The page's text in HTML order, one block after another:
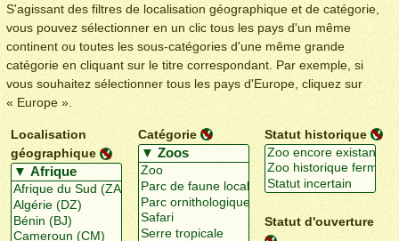
S'agissant des filtres de localisation géographique et de catégorie,
vous pouvez sélectionner en un clic tous les pays d'un même
continent ou toutes les sous-catégories d'une même grande
catégorie en cliquant sur le titre correspondant. Par exemple, si
vous souhaitez sélectionner tous les pays d'Europe, cliquez sur
« Europe ».
Localisation
géographique
Catégorie Statut historique
Statut d'ouverture